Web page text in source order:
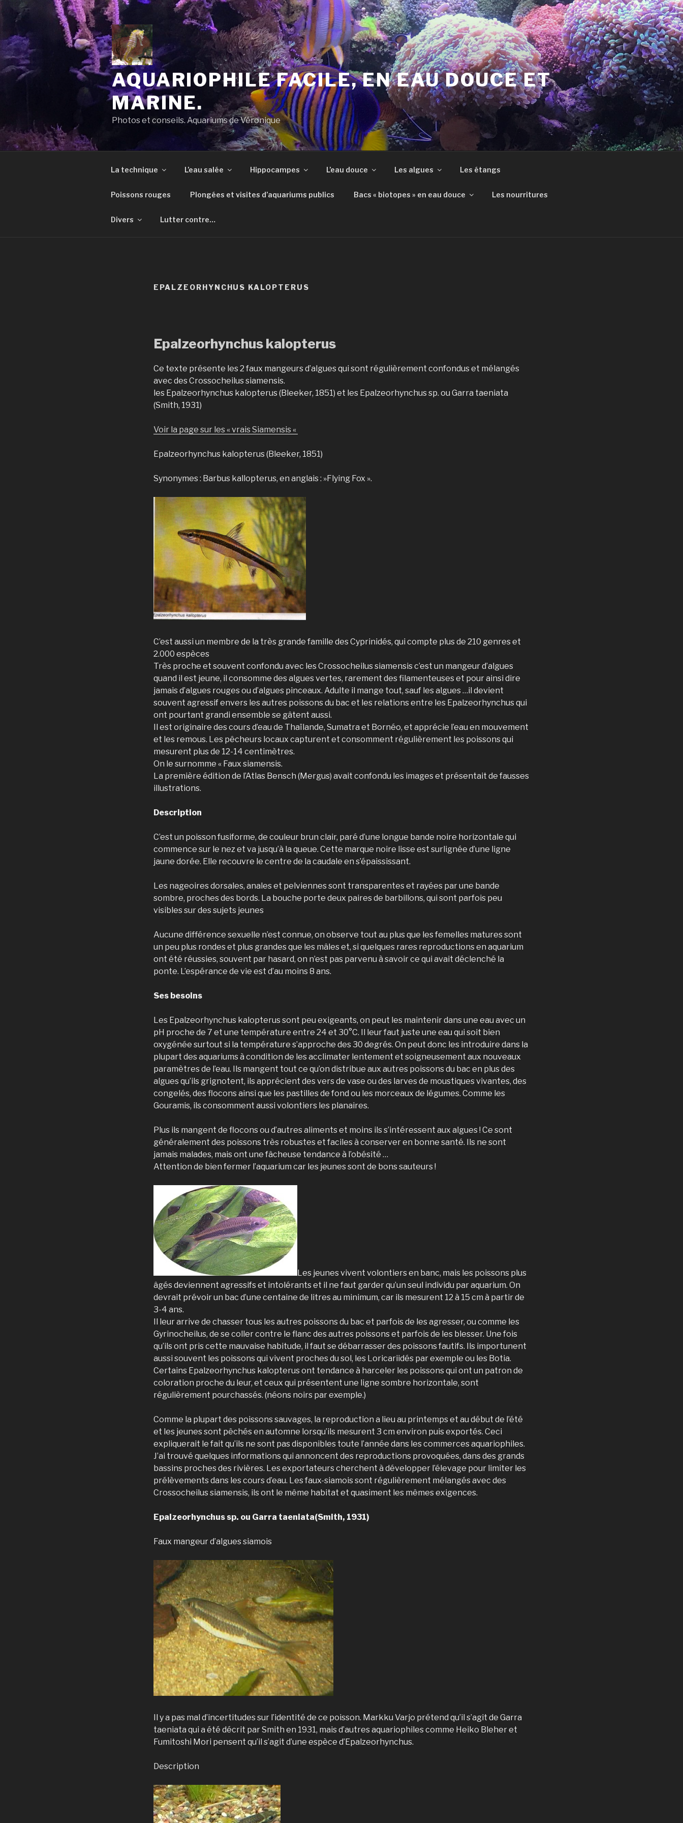
contenu
principal
AQUARIOPHILE FACILE, EN EAU DOUCE ET
MARINE.
Photos et conseils. Aquariums de Véronique
La technique L’eau salée Hippocampes L’eau douce Les algues Les étangs
Poissons rouges Plongées et visites d’aquariums publics Bacs « biotopes » en eau douce Les nourritures
Divers Lutter contre…
EPALZEORHYNCHUS KALOPTERUS
Epalzeorhynchus kalopterus
Ce texte présente les 2 faux mangeurs d’algues qui sont régulièrement confondus et mélangés
avec des Crossocheilus siamensis.
les Epalzeorhynchus kalopterus (Bleeker, 1851) et les Epalzeorhynchus sp. ou Garra taeniata
(Smith, 1931)
Voir la page sur les « vrais Siamensis «
Epalzeorhynchus kalopterus (Bleeker, 1851)
Synonymes : Barbus kallopterus, en anglais : »Flying Fox ».
C’est aussi un membre de la très grande famille des Cyprinidés, qui compte plus de 210 genres et
2.000 espèces
Très proche et souvent confondu avec les Crossocheilus siamensis c’est un mangeur d’algues
quand il est jeune, il consomme des algues vertes, rarement des filamenteuses et pour ainsi dire
jamais d’algues rouges ou d’algues pinceaux. Adulte il mange tout, sauf les algues …il devient
souvent agressif envers les autres poissons du bac et les relations entre les Epalzeorhynchus qui
ont pourtant grandi ensemble se gâtent aussi.
Il est originaire des cours d’eau de Thaïlande, Sumatra et Bornéo, et apprécie l’eau en mouvement
et les remous. Les pêcheurs locaux capturent et consomment régulièrement les poissons qui
mesurent plus de 12-14 centimètres.
On le surnomme « Faux siamensis.
La première édition de l’Atlas Bensch (Mergus) avait confondu les images et présentait de fausses
illustrations.
Description
C’est un poisson fusiforme, de couleur brun clair, paré d’une longue bande noire horizontale qui
commence sur le nez et va jusqu’à la queue. Cette marque noire lisse est surlignée d’une ligne
jaune dorée. Elle recouvre le centre de la caudale en s’épaississant.
Les nageoires dorsales, anales et pelviennes sont transparentes et rayées par une bande
sombre, proches des bords. La bouche porte deux paires de barbillons, qui sont parfois peu
visibles sur des sujets jeunes
Aucune différence sexuelle n’est connue, on observe tout au plus que les femelles matures sont
un peu plus rondes et plus grandes que les mâles et, si quelques rares reproductions en aquarium
ont été réussies, souvent par hasard, on n’est pas parvenu à savoir ce qui avait déclenché la
ponte. L’espérance de vie est d’au moins 8 ans.
Ses besoins
Les Epalzeorhynchus kalopterus sont peu exigeants, on peut les maintenir dans une eau avec un
pH proche de 7 et une température entre 24 et 30°C. Il leur faut juste une eau qui soit bien
oxygénée surtout si la température s’approche des 30 degrés. On peut donc les introduire dans la
plupart des aquariums à condition de les acclimater lentement et soigneusement aux nouveaux
paramètres de l’eau. Ils mangent tout ce qu’on distribue aux autres poissons du bac en plus des
algues qu’ils grignotent, ils apprécient des vers de vase ou des larves de moustiques vivantes, des
congelés, des flocons ainsi que les pastilles de fond ou les morceaux de légumes. Comme les
Gouramis, ils consomment aussi volontiers les planaires.
Plus ils mangent de flocons ou d’autres aliments et moins ils s’intéressent aux algues ! Ce sont
généralement des poissons très robustes et faciles à conserver en bonne santé. Ils ne sont
jamais malades, mais ont une fâcheuse tendance à l’obésité …
Attention de bien fermer l’aquarium car les jeunes sont de bons sauteurs !
Les jeunes vivent volontiers en banc, mais les poissons plus
âgés deviennent agressifs et intolérants et il ne faut garder qu’un seul individu par aquarium. On
devrait prévoir un bac d’une centaine de litres au minimum, car ils mesurent 12 à 15 cm à partir de
3-4 ans.
Il leur arrive de chasser tous les autres poissons du bac et parfois de les agresser, ou comme les
Gyrinocheilus, de se coller contre le flanc des autres poissons et parfois de les blesser. Une fois
qu’ils ont pris cette mauvaise habitude, il faut se débarrasser des poissons fautifs. Ils importunent
aussi souvent les poissons qui vivent proches du sol, les Loricariidés par exemple ou les Botia.
Certains Epalzeorhynchus kalopterus ont tendance à harceler les poissons qui ont un patron de
coloration proche du leur, et ceux qui présentent une ligne sombre horizontale, sont
régulièrement pourchassés. (néons noirs par exemple.)
Comme la plupart des poissons sauvages, la reproduction a lieu au printemps et au début de l’été
et les jeunes sont pêchés en automne lorsqu’ils mesurent 3 cm environ puis exportés. Ceci
expliquerait le fait qu’ils ne sont pas disponibles toute l’année dans les commerces aquariophiles.
J’ai trouvé quelques informations qui annoncent des reproductions provoquées, dans des grands
bassins proches des rivières. Les exportateurs cherchent à développer l’élevage pour limiter les
prélèvements dans les cours d’eau. Les faux-siamois sont régulièrement mélangés avec des
Crossocheilus siamensis, ils ont le même habitat et quasiment les mêmes exigences.
Epalzeorhynchus sp. ou Garra taeniata(Smith, 1931)
Faux mangeur d’algues siamois
Il y a pas mal d’incertitudes sur l’identité de ce poisson. Markku Varjo prétend qu’il s’agit de Garra
taeniata qui a été décrit par Smith en 1931, mais d’autres aquariophiles comme Heiko Bleher et
Fumitoshi Mori pensent qu’il s’agit d’une espèce d’Epalzeorhynchus.
Description